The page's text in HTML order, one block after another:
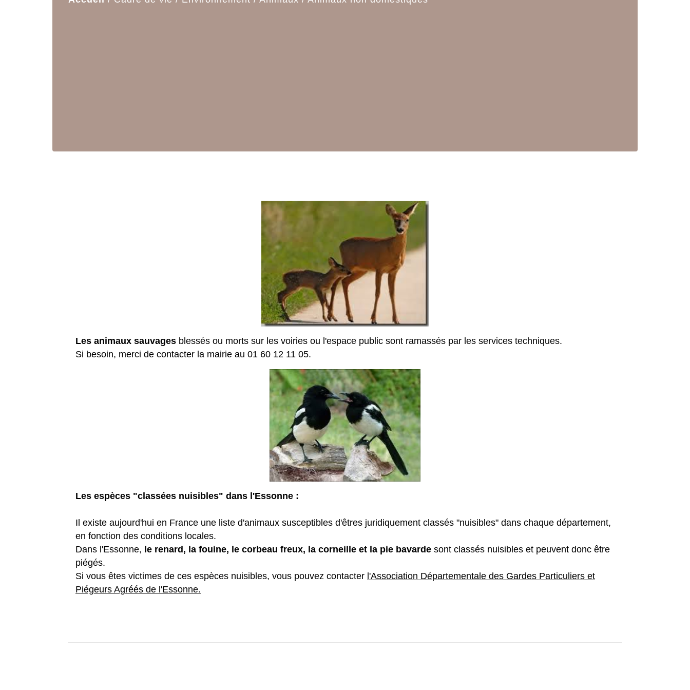
Les animaux sauvages blessés ou morts sur les voiries ou l'espace public sont ramassés par les services techniques.
Si besoin, merci de contacter la mairie au 01 60 12 11 05.
Les espèces "classées nuisibles" dans l'Essonne :
Il existe aujourd'hui en France une liste d'animaux susceptibles d'êtres juridiquement classés "nuisibles" dans chaque département,
en fonction des conditions locales.
Dans l'Essonne, le renard, la fouine, le corbeau freux, la corneille et la pie bavarde sont classés nuisibles et peuvent donc être
piégés.
Si vous êtes victimes de ces espèces nuisibles, vous pouvez contacter l'Association Départementale des Gardes Particuliers et
Piégeurs Agréés de l'Essonne.